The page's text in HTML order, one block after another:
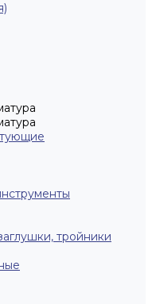
тройники